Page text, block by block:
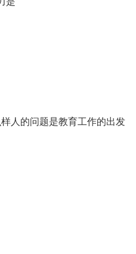
的问题是教育工作的出发